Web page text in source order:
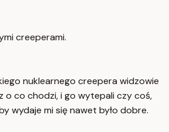
creeperami.
nuklearnego creepera widzowie
o co chodzi, i go wytepali czy coś,
wydaje mi się nawet było dobre.